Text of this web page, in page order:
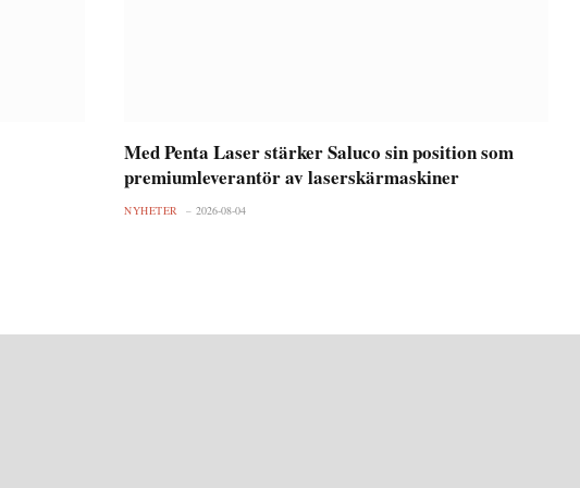
Med Penta Laser stärker Saluco sin position som
premiumleverantör av laserskärmaskiner
NYHETER 2026-08-04